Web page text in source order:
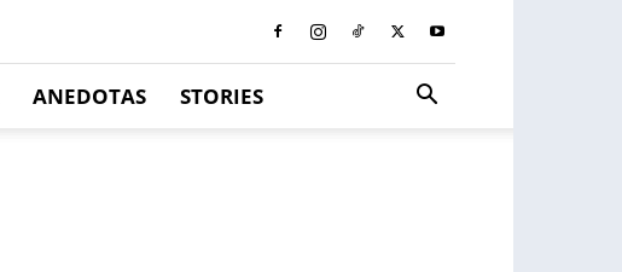
ANEDOTAS STORIES